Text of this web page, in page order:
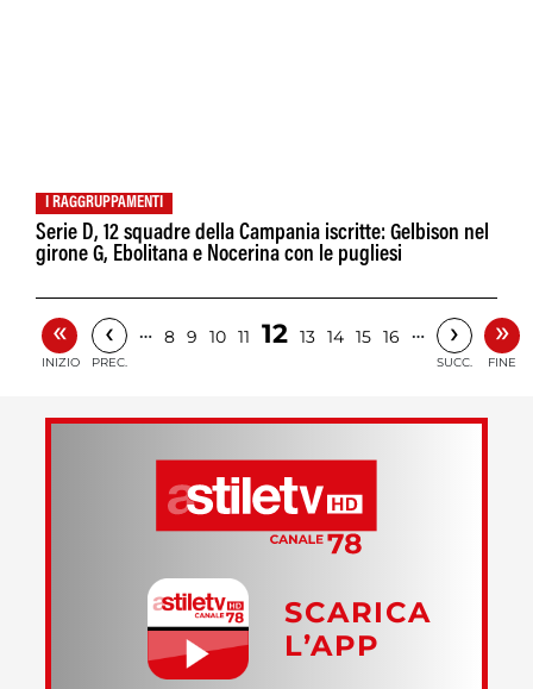
I RAGGRUPPAMENTI
Serie D, 12 squadre della Campania iscritte: Gelbison nel
girone G, Ebolitana e Nocerina con le pugliesi
«
INIZIO
‹
PREC.
… 8 9 10 11 12 13 14 15 16 … ›
SUCC.
»
FINE
SCARICA
L’APP